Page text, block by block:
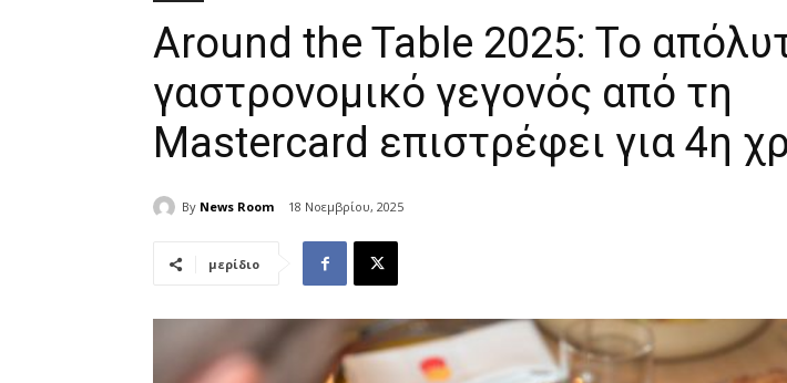
Around the Table 2025: Το
γαστρονομικό γεγονός από τη
Mastercard επιστρέφει για 4η
By News Room 18 Νοεμβρίου, 2025
μερίδιο